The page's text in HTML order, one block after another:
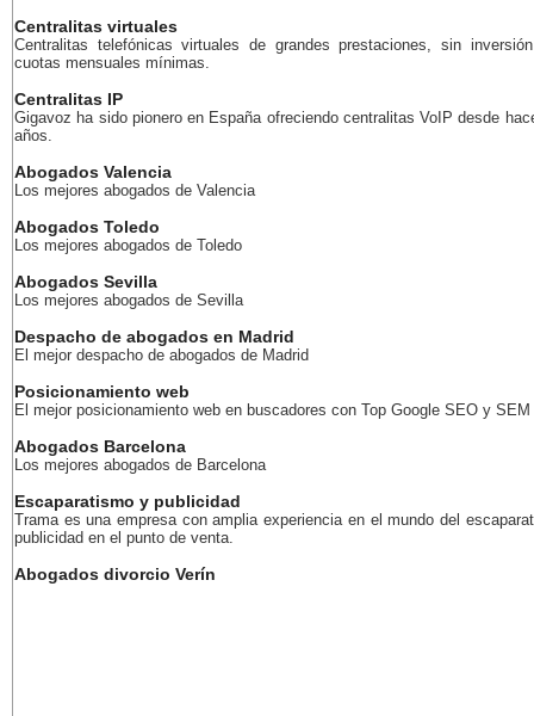
Centralitas virtuales
Centralitas telefónicas virtuales de grandes prestaciones, sin
cuotas mensuales mínimas.
Centralitas IP
Gigavoz ha sido pionero en España ofreciendo centralitas VoIP desde
años.
Abogados Valencia
Los mejores abogados de Valencia
Abogados Toledo
Los mejores abogados de Toledo
Abogados Sevilla
Los mejores abogados de Sevilla
Despacho de abogados en Madrid
El mejor despacho de abogados de Madrid
Posicionamiento web
El mejor posicionamiento web en buscadores con Top Google SEO y SEM
Abogados Barcelona
Los mejores abogados de Barcelona
Escaparatismo y publicidad
Trama es una empresa con amplia experiencia en el mundo del
publicidad en el punto de venta.
Abogados divorcio Verín